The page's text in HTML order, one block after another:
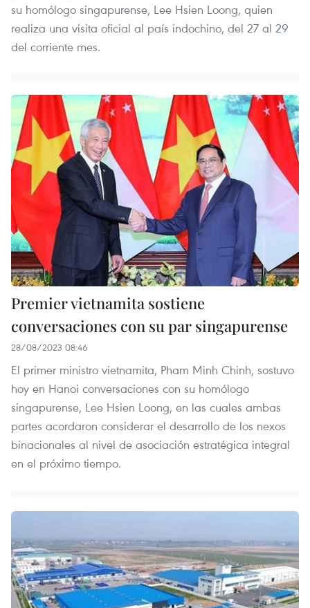
su homólogo singapurense, Lee Hsien Loong, quien
realiza una visita oficial al país indochino, del 27 al 29
del corriente mes.
Premier vietnamita sostiene
conversaciones con su par singapurense
28/08/2023 08:46
El primer ministro vietnamita, Pham Minh Chinh, sostuvo
hoy en Hanoi conversaciones con su homólogo
singapurense, Lee Hsien Loong, en las cuales ambas
partes acordaron considerar el desarrollo de los nexos
binacionales al nivel de asociación estratégica integral
en el próximo tiempo.